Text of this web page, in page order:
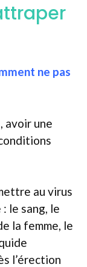
ne pas
avoir une
au virus
: le sang, le
la femme, le
l’érection